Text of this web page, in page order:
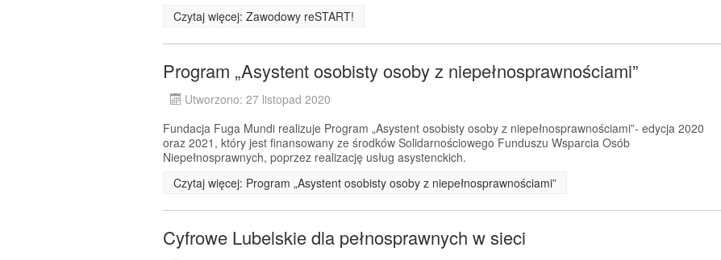
Czytaj więcej: Zawodowy reSTART!
Program „Asystent osobisty osoby z niepełnosprawnościami”
Utworzono: 27 listopad 2020
Fundacja Fuga Mundi realizuje Program „Asystent osobisty osoby z niepełnosprawnościami”- edycja 2020
oraz 2021, który jest finansowany ze środków Solidarnościowego Funduszu Wsparcia Osób
Niepełnosprawnych, poprzez realizację usług asystenckich.
Czytaj więcej: Program „Asystent osobisty osoby z niepełnosprawnościami”
Cyfrowe Lubelskie dla pełnosprawnych w sieci